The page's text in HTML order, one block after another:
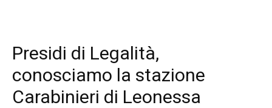
Presidi di Legalità,
conosciamo la stazione
Carabinieri di Leonessa